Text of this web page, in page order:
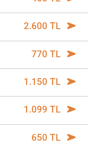
2.600 TL
770 TL
1.150 TL
1.099 TL
650 TL